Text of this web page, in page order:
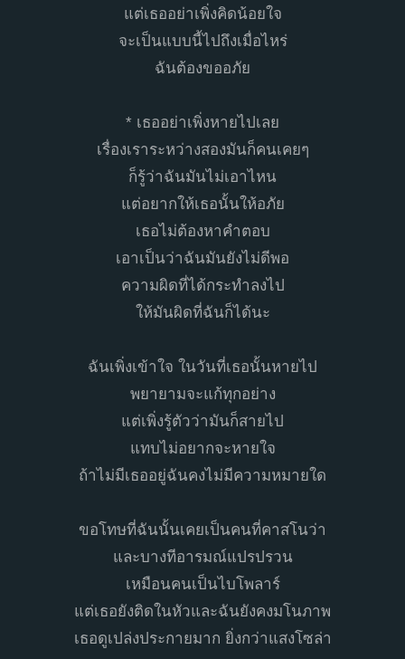
แต่เธออย่าเพิ่งคิดน้อยใจ
จะเป็นแบบนี้ไปถึงเมื่อไหร่
ฉันต้องขออภัย
* เธออย่าเพิ่งหายไปเลย
เรื่องเราระหว่างสองมันก็คนเคยๆ
ก็รู้ว่าฉันมันไม่เอาไหน
แต่อยากให้เธอนั้นให้อภัย
เธอไม่ต้องหาคำตอบ
เอาเป็นว่าฉันมันยังไม่ดีพอ
ความผิดที่ได้กระทำลงไป
ให้มันผิดที่ฉันก็ได้นะ
ฉันเพิ่งเข้าใจ ในวันที่เธอนั้นหายไป
พยายามจะแก้ทุกอย่าง
แต่เพิ่งรู้ตัวว่ามันก็สายไป
แทบไม่อยากจะหายใจ
ถ้าไม่มีเธออยู่ฉันคงไม่มีความหมายใด
ขอโทษที่ฉันนั้นเคยเป็นคนที่คาสโนว่า
และบางทีอารมณ์แปรปรวน
เหมือนคนเป็นไบโพลาร์
แต่เธอยังติดในหัวและฉันยังคงมโนภาพ
เธอดูเปล่งประกายมาก ยิ่งกว่าแสงโซล่า